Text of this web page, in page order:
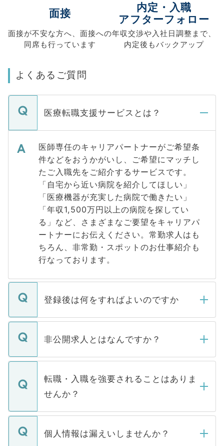
面接
面接が不安な方へ、 面接への
同席も行っています
内定・入職
アフターフォロー
年収交渉や入社日調整まで、
内定後もバックアップ
よくあるご質問
医療転職支援サービスとは？
医師専任のキャリアパートナーがご希望条
件などをおうかがいし、ご希望にマッチし
たご入職先をご紹介するサービスです。
「自宅から近い病院を紹介してほしい」
「医療機器が充実した病院で働きたい」
「年収1,500万円以上の病院を探してい
る」など、さまざまなご要望をキャリアパ
ートナーにお伝えください。常勤求人はも
ちろん、非常勤・スポットのお仕事紹介も
行なっております。
登録後は何をすればよいのですか
ご登録いただきましたら、弊社担当者がご
登録内容を確認し、その後メールもしくは
ます。通常、5営業日以内にはご連絡をせて
いただきますので、しばらくお待ちくださ
非公開求人とはなんですか？
マイナビDOCTORで取り扱っている求人の
うち約3割は、Webサイトからご覧いただ
けない「非公開求人」です。非公開求人は
下記の理由によって、一般には公開してい
ません。
■応募殺到を避けるため 人気のある医療機
転職・入職を強要されることはありま
せんか？
転職・入職を強要することは一切ありませ
ん。また、仮に応募先から内定をいただい
個人情報は漏えいしませんか？